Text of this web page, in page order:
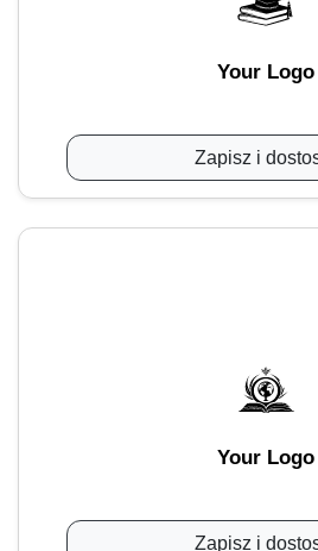
Your Logo
Zapisz i
Your Logo
Zapisz i